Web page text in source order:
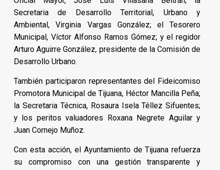
Secretaria de Desarrollo Territorial, Urbano y
Ambiental, Virginia Vargas González; el Tesorero
Municipal, Víctor Alfonso Ramos Gómez; y el regidor
Arturo Aguirre González, presidente de la Comisión de
Desarrollo Urbano.
También participaron representantes del Fideicomiso
Promotora Municipal de Tijuana, Héctor Mancilla Peña;
la Secretaria Técnica, Rosaura Isela Téllez Sifuentes;
y los peritos valuadores Roxana Negrete Aguilar y
Juan Cornejo Muñoz.
Con esta acción, el Ayuntamiento de Tijuana refuerza
su compromiso con una gestión transparente y